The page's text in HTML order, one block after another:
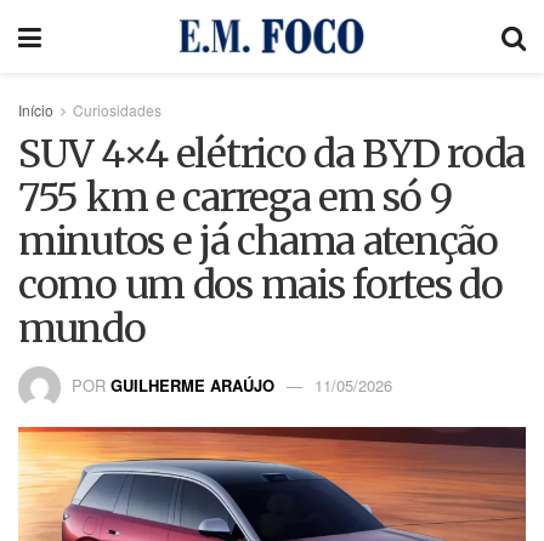
Início Curiosidades
SUV 4×4 elétrico da BYD roda
755 km e carrega em só 9
minutos e já chama atenção
como um dos mais fortes do
mundo
POR GUILHERME ARAÚJO 11/05/2026